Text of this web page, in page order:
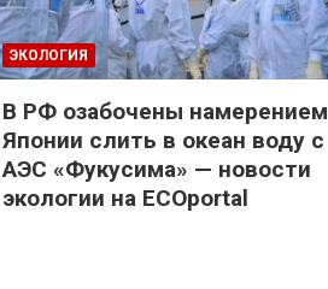
ЭКОЛОГИЯ
В РФ озабочены намерением
Японии слить в океан воду с
АЭС «Фукусима» — новости
экологии на ECOportal